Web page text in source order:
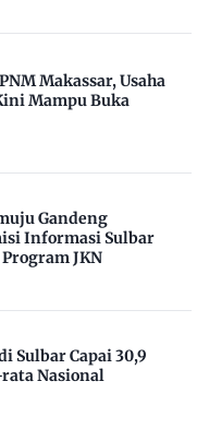
Makassar, Usaha
Mampu Buka
Gandeng
Informasi Sulbar
JKN
Sulbar Capai 30,9
Nasional